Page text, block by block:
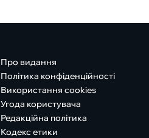
Про видання
Політика конфіденційності
Використання cookies
Угода користувача
Редакційна політика
Кодекс етики